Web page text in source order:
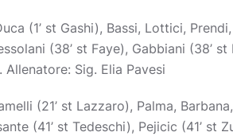
(1’ st Gashi), Bassi, Lottici,
(38’ st Faye), Gabbiani (38’
Sig. Elia Pavesi
(21’ st Lazzaro), Palma,
(41’ st Tedeschi), Pejicic (41’ st